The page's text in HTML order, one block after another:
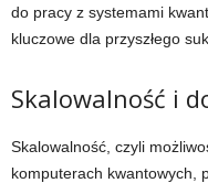
do pracy z systemami
kluczowe dla przyszłego
Skalowalność i
Skalowalność, czyli
komputerach kwantowych,